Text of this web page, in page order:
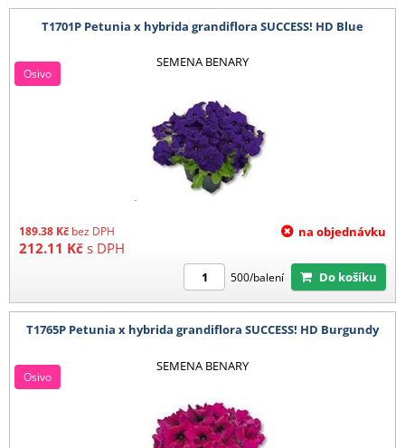
T1701P Petunia x hybrida grandiflora SUCCESS! HD Blue
SEMENA BENARY
189.38 Kč bez DPH
212.11 Kč s DPH
Osivo
na objednávku
500/balení Do košíku
T1765P Petunia x hybrida grandiflora SUCCESS! HD Burgundy
SEMENA BENARY
Osivo